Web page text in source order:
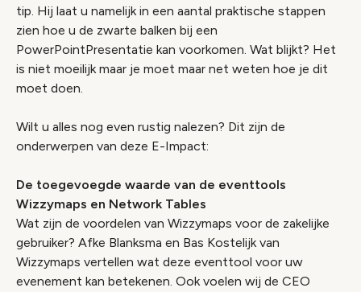
tip. Hij laat u namelijk in een aantal praktische stappen
zien hoe u de zwarte balken bij een
PowerPointPresentatie kan voorkomen. Wat blijkt? Het
is niet moeilijk maar je moet maar net weten hoe je dit
moet doen.
Wilt u alles nog even rustig nalezen? Dit zijn de
onderwerpen van deze E-Impact:
De toegevoegde waarde van de eventtools
Wizzymaps en Network Tables
Wat zijn de voordelen van Wizzymaps voor de zakelijke
gebruiker? Afke Blanksma en Bas Kostelijk van
Wizzymaps vertellen wat deze eventtool voor uw
evenement kan betekenen. Ook voelen wij de CEO